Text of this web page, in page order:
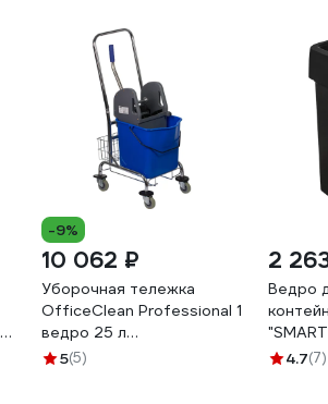
-9%
10 062 ₽
Уборочная тележка
OfficeClean Professional 1
ведро 25 л
металлический каркас
5(5)
2
Ведро
50Л4.7(7)